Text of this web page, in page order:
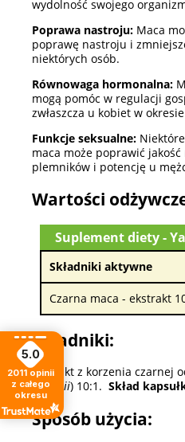
wydolność swojego
Poprawa nastroju: Maca
poprawę nastroju i
niektórych osób.
Równowaga hormonalna:
mogą pomóc w regulacji
zwłaszcza u kobiet w
Funkcje seksualne:
maca może poprawić
plemników i potencję u
Wartości
Suplement diety -
Składniki aktywne
Czarna maca - ekstrakt
Składniki:
ekstrakt z korzenia czarnej
meyenii) 10:1. Skład
Sposób użycia:
5.0
2011 opinii
z całego
okresu